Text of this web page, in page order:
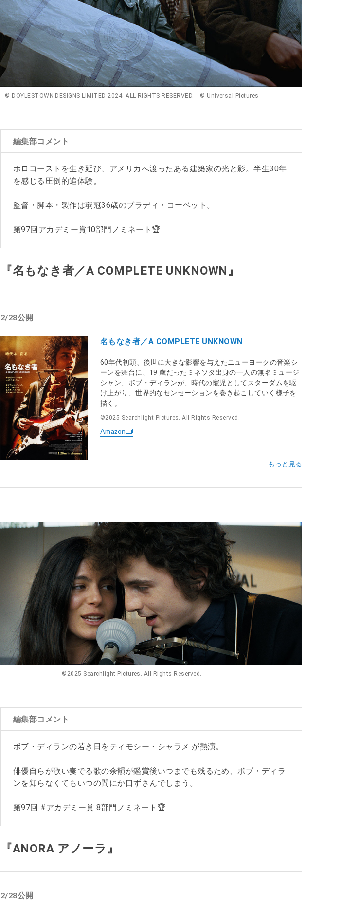
© DOYLESTOWN DESIGNS LIMITED 2024. ALL RIGHTS RESERVED. © Universal Pictures
編集部コメント
ホロコーストを生き延び、アメリカへ渡ったある建築家の光と影。半生30年
を感じる圧倒的追体験。
監督・脚本・製作は弱冠36歳のブラディ・コーベット。
第97回アカデミー賞10部門ノミネート🏆
『名もなき者／A COMPLETE UNKNOWN』
2/28公開
名もなき者／A COMPLETE UNKNOWN
60年代初頭、後世に大きな影響を与えたニューヨークの音楽シ
ーンを舞台に、19 歳だったミネソタ出身の一人の無名ミュージ
シャン、ボブ・ディランが、時代の寵児としてスターダムを駆
け上がり、世界的なセンセーションを巻き起こしていく様子を
描く。
©2025 Searchlight Pictures. All Rights Reserved.
Amazon
©2025 Searchlight Pictures. All Rights Reserved.
編集部コメント
ボブ・ディランの若き日をティモシー・シャラメ が熱演。
俳優自らが歌い奏でる歌の余韻が鑑賞後いつまでも残るため、ボブ・ディラ
ンを知らなくてもいつの間にか口ずさんでしまう。
第97回 #アカデミー賞 8部門ノミネート🏆
『ANORA アノーラ』
2/28公開